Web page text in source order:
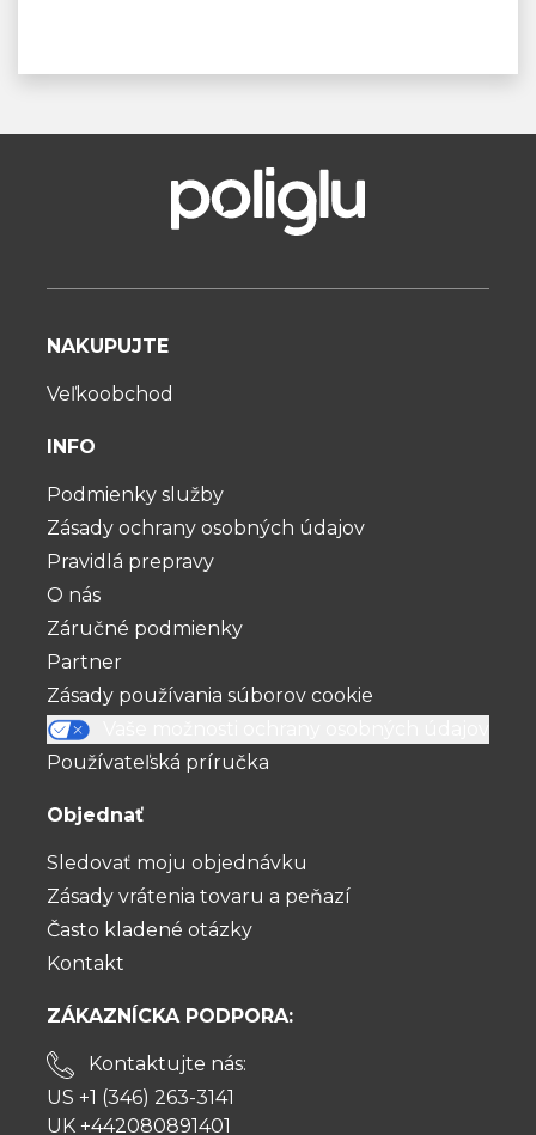
NAKUPUJTE
Veľkoobchod
INFO
Podmienky služby
Zásady ochrany osobných údajov
Pravidlá prepravy
O nás
Záručné podmienky
Partner
Zásady používania súborov cookie
Používateľská príručka
Objednať
Sledovať moju objednávku
Zásady vrátenia tovaru a peňazí
Často kladené otázky
Kontakt
ZÁKAZNÍCKA PODPORA:
Kontaktujte nás:
US +1 (346) 263-3141
UK +442080891401